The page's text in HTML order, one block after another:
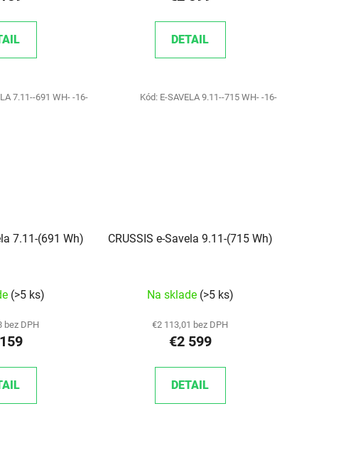
DETAIL
7.11-(691 Wh)
(>5 ks)
bez DPH
7.11--691 WH- -16-
CRUSSIS e-Savela 9.11-(715 Wh)
Na sklade (>5 ks)
€2 113,01 bez DPH
€2 599
DETAIL
Kód: E-SAVELA 9.11--715 WH- -16-